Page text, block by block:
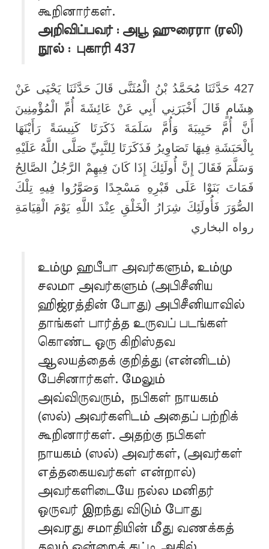
கூறினார்கள்.
அறிவிப்பவர் : அபூ ஹுரைரா (ரலி)
நூல் : புகாரி 437
427 حَدَّثَنَا مُحَمَّدُ بْنُ الْمُثَنَّى قَالَ حَدَّثَنَا يَحْيَى عَنْ
هِشَامٍ قَالَ أَخْبَرَنِي أَبِي عَنْ عَائِشَةَ أُمِّ الْمُؤْمِنِينَ
أَنَّ أُمَّ حَبِيبَةَ وَأُمَّ سَلَمَةَ ذَكَرَتَا كَنِيسَةً رَأَيْنَهَا
بِالْحَبَشَةِ فِيهَا تَصَاوِيرُ فَذَكَرَتَا لِلنَّبِيِّ صَلَّى اللَّهُ عَلَيْهِ
وَسَلَّمَ فَقَالَ إِنَّ أُولَئِكَ إِذَا كَانَ فِيهِمْ الرَّجُلُ الصَّالِحُ
فَمَاتَ بَنَوْا عَلَى قَبْرِهِ مَسْجِدًا وَصَوَّرُوا فِيهِ تِلْكَ
الصُّوَرَ فَأُولَئِكَ شِرَارُ الْخَلْقِ عِنْدَ اللَّهِ يَوْمَ الْقِيَامَةِ
رواه البخاري
உம்மு ஹபீபா அவர்களும், உம்மு
சலமா அவர்களும் (அபிசீனிய
ஹிஜ்ரத்தின் போது) அபிசீனியாவில்
தாங்கள் பார்த்த உருவப் படங்கள்
கொண்ட ஒரு கிறிஸ்தவ
ஆலயத்தைக் குறித்து (என்னிடம்)
பேசினார்கள். மேலும்
அவ்விருவரும், நபிகள் நாயகம்
(ஸல்) அவர்களிடம் அதைப் பற்றிக்
கூறினார்கள். அதற்கு நபிகள்
நாயகம் (ஸல்) அவர்கள், (அவர்கள்
எத்தகையவர்கள் என்றால்)
அவர்களிடையே நல்ல மனிதர்
ஒருவர் இறந்து விடும் போது
அவரது சமாதியின் மீது வணக்கத்